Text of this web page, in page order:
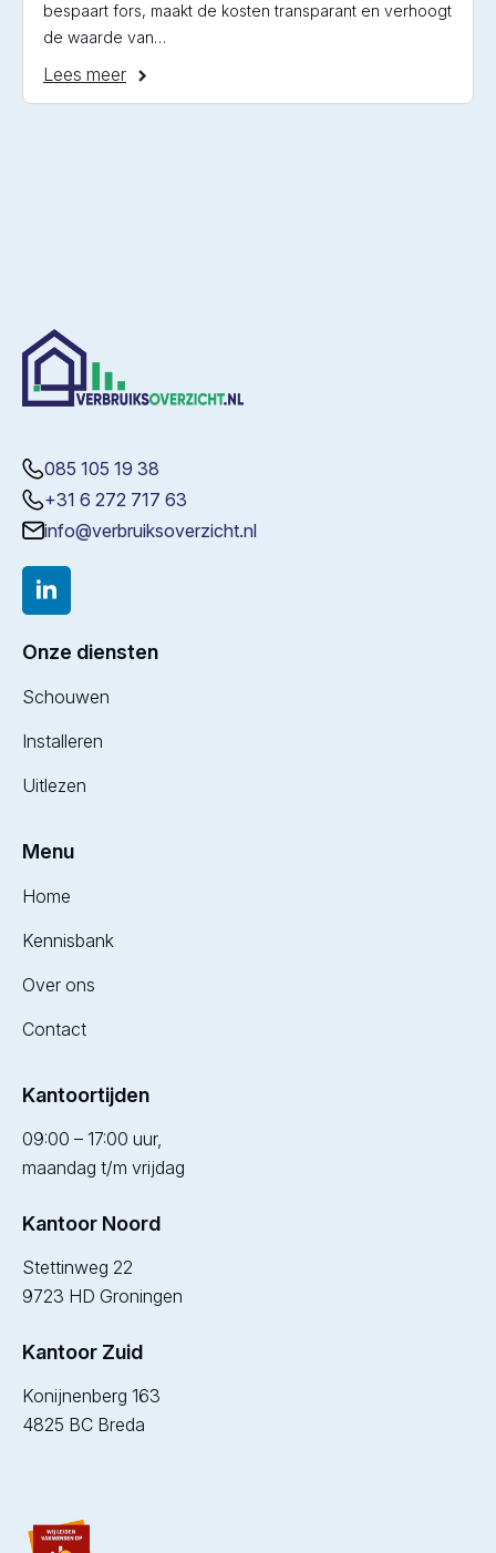
bespaart fors, maakt de kosten transparant en verhoogt
de waarde van…
Lees meer
085 105 19 38
+31 6 272 717 63
info@verbruiksoverzicht.nl
Onze diensten
Schouwen
Installeren
Uitlezen
Menu
Home
Kennisbank
Over ons
Contact
Kantoortijden
09:00 – 17:00 uur,
maandag t/m vrijdag
Kantoor Noord
Stettinweg 22
9723 HD Groningen
Kantoor Zuid
Konijnenberg 163
4825 BC Breda